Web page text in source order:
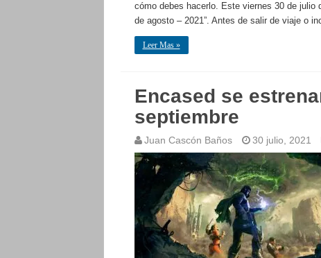
cómo debes hacerlo. Este viernes 30 de julio
de agosto – 2021”. Antes de salir de viaje o
Leer Mas »
Encased se
septiembre
Juan Cascón Baños 30 julio, 2021